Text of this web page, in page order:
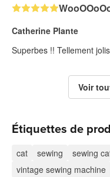
Catherine Plante
Superbes !! Tellement
Voir
Étiquettes de
cat sewing sewing
vintage sewing machine